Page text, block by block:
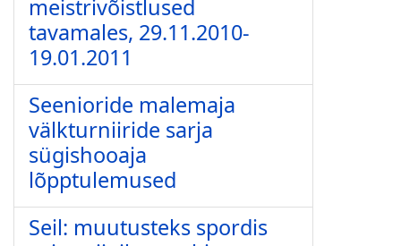
meistrivõistlused
tavamales, 29.11.2010-
19.01.2011
Seenioride malemaja
välkturniiride sarja
sügishooaja
lõpptulemused
Seil: muutusteks spordis